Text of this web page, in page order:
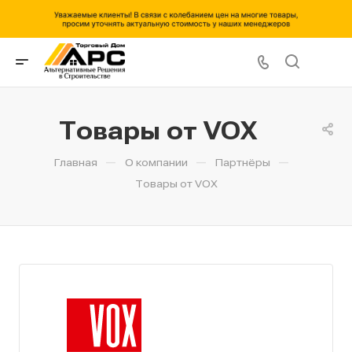
Товары от VOX
Главная — О компании — Партнёры —
Товары от VOX